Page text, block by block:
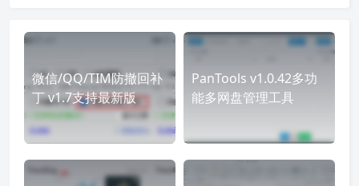
微信/QQ/TIM防撤回补
丁 v1.7支持最新版
PanTools v1.0.42多功
能多网盘管理工具